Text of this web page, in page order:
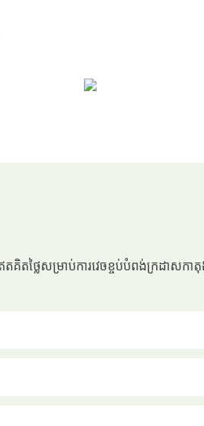
តថ្លៃសម្រាប់ការវេចខ្ចប់បំពង់ក្រដាសកា